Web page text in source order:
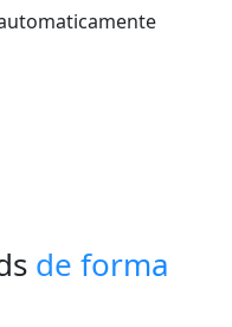
de forma